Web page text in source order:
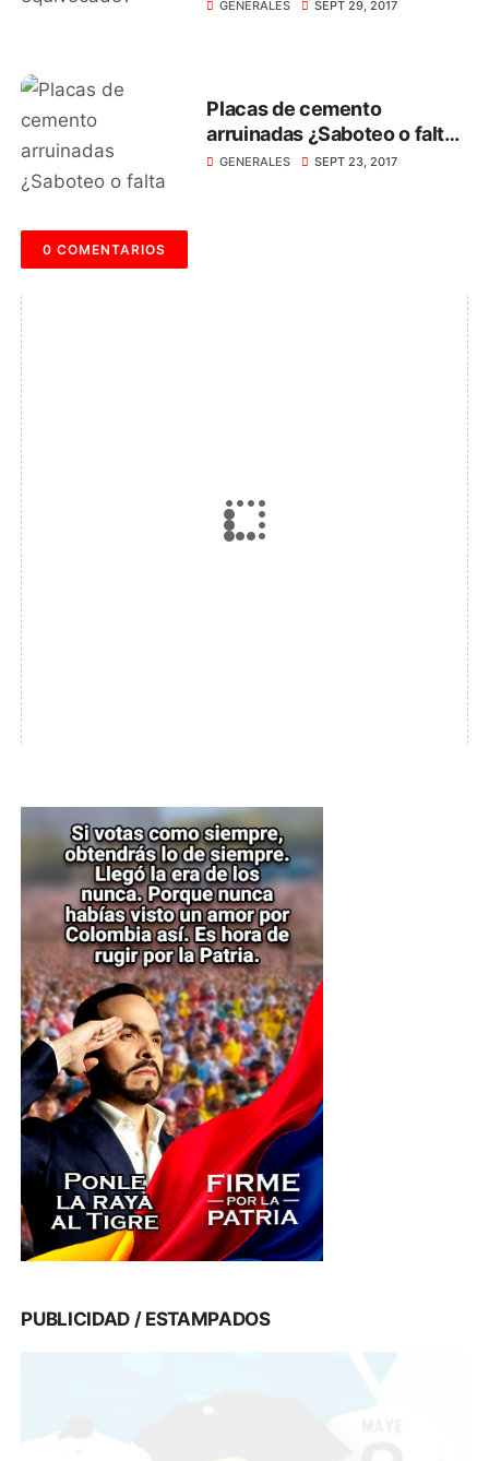
GENERALES SEPT 29, 2017
Placas de cemento
arruinadas ¿Saboteo o falta
de sentido de pertenencia?
GENERALES SEPT 23, 2017
0 COMENTARIOS
PUBLICIDAD / ESTAMPADOS